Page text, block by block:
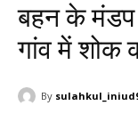
बहन के मंडप
गांव में शोक
By